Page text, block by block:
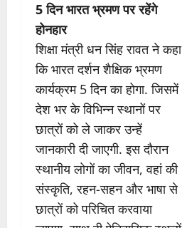
5 दिन भारत भ्रमण पर रहेंगे
होनहार
शिक्षा मंत्री धन सिंह रावत ने कहा
कि भारत दर्शन शैक्षिक भ्रमण
कार्यक्रम 5 दिन का होगा. जिसमें
देश भर के विभिन्न स्थानों पर
छात्रों को ले जाकर उन्हें
जानकारी दी जाएगी. इस दौरान
स्थानीय लोगों का जीवन, वहां की
संस्कृति, रहन-सहन और भाषा से
छात्रों को परिचित करवाया